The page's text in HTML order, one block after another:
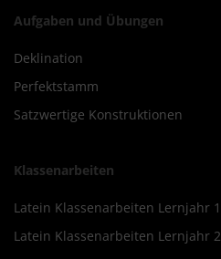
Aufgaben und Übungen
Deklination
Perfektstamm
Satzwertige Konstruktionen
Klassenarbeiten
Latein Klassenarbeiten Lernjahr 1
Latein Klassenarbeiten Lernjahr 2